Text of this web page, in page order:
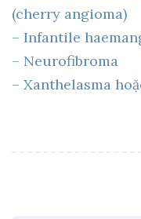
(cherry angioma)
– Infantile
– Neurofibroma
– Xanthelasma